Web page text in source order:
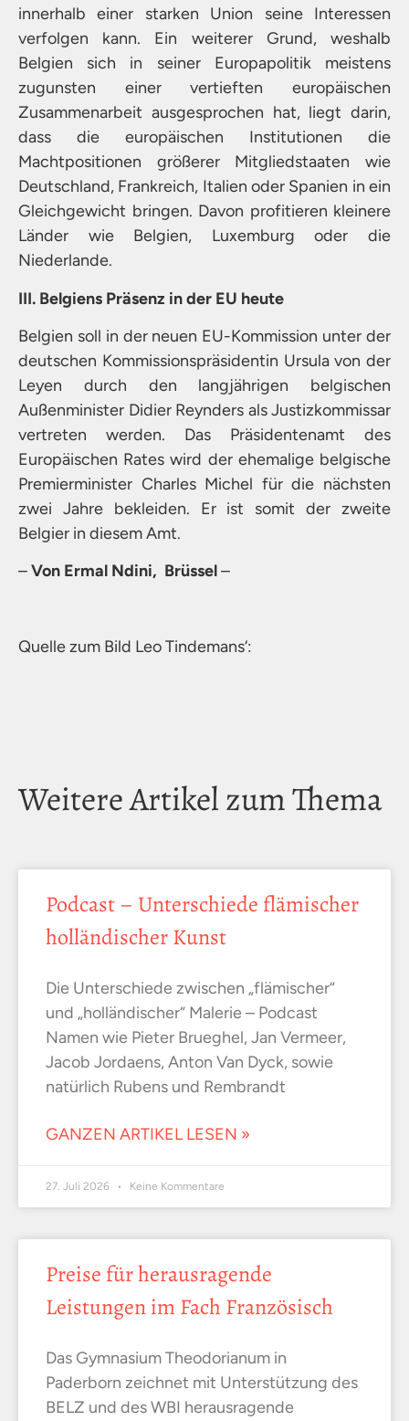
innerhalb einer starken Union seine Interessen
verfolgen kann. Ein weiterer Grund, weshalb
Belgien sich in seiner Europapolitik meistens
zugunsten einer vertieften europäischen
Zusammenarbeit ausgesprochen hat, liegt darin,
dass die europäischen Institutionen die
Machtpositionen größerer Mitgliedstaaten wie
Deutschland, Frankreich, Italien oder Spanien in ein
Gleichgewicht bringen. Davon profitieren kleinere
Länder wie Belgien, Luxemburg oder die
Niederlande.
III. Belgiens Präsenz in der EU heute
Belgien soll in der neuen EU-Kommission unter der
deutschen Kommissionspräsidentin Ursula von der
Leyen durch den langjährigen belgischen
Außenminister Didier Reynders als Justizkommissar
vertreten werden. Das Präsidentenamt des
Europäischen Rates wird der ehemalige belgische
Premierminister Charles Michel für die nächsten
zwei Jahre bekleiden. Er ist somit der zweite
Belgier in diesem Amt.
–Von Ermal Ndini, Brüssel–
Quelle zum Bild Leo Tindemans‘:
Weitere Artikel zum Thema
Podcast – Unterschiede flämischer
holländischer Kunst
Die Unterschiede zwischen „flämischer“
und „holländischer“ Malerie – Podcast
Namen wie Pieter Brueghel, Jan Vermeer,
Jacob Jordaens, Anton Van Dyck, sowie
natürlich Rubens und Rembrandt
GANZEN ARTIKEL LESEN »
27. Juli 2026 Keine Kommentare
Preise für herausragende
Leistungen im Fach Französisch
Das Gymnasium Theodorianum in
Paderborn zeichnet mit Unterstützung des
BELZ und des WBI herausragende